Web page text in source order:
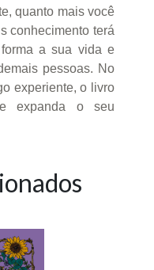
quanto mais você
conhecimento terá
a sua vida e
pessoas. No
experiente, o livro
expanda o seu